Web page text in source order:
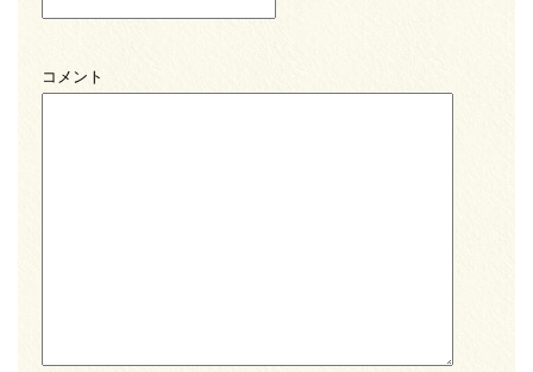
コメント